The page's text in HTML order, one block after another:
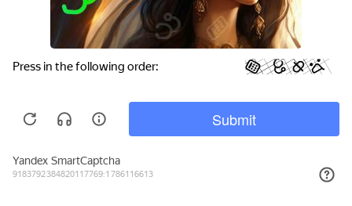
защищены
Исключительное право на технологическую платформу
«1С:Предприятие 8» и типовые конфигурации программных
этом сайте, принадлежит ООО «1С-Софт» - 100% дочерней
компании АО «Группа 1С»
Privacy notice